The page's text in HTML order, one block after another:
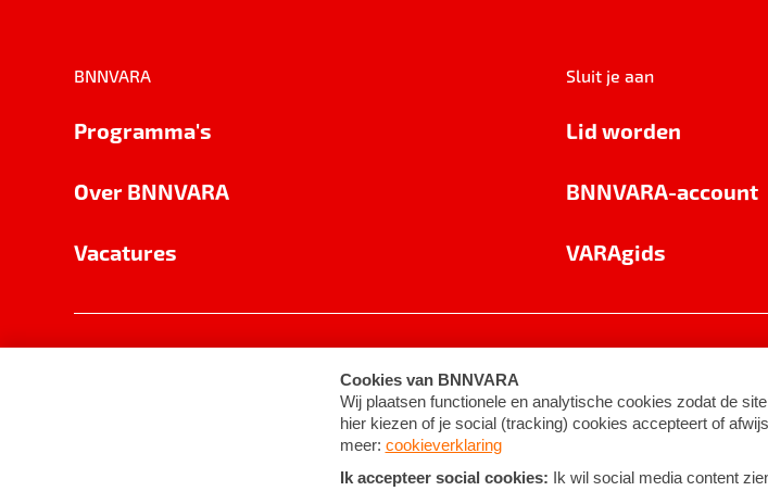
BNNVARA
Programma's
Over BNNVARA
Vacatures
Sluit je aan
Lid worden
BNNVARA-account
VARAgids
Cookie-instellingen Algemene voorwaarden ©2026BNNVARA